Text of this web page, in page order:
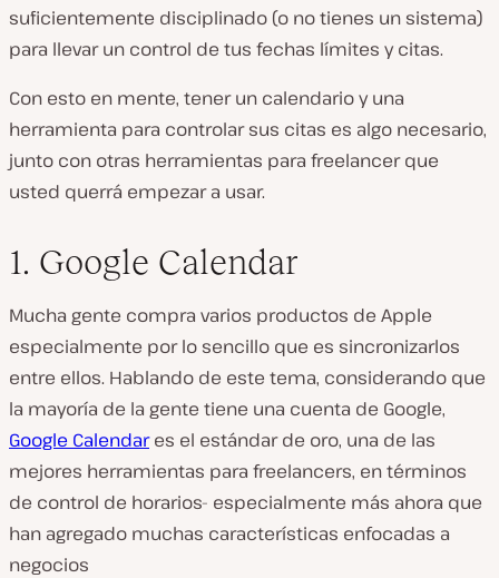
suficientemente disciplinado (o no tienes un sistema)
para llevar un control de tus fechas límites y citas.
Con esto en mente, tener un calendario y una
herramienta para controlar sus citas es algo necesario,
junto con otras herramientas para freelancer que
usted querrá empezar a usar.
1. Google Calendar
Mucha gente compra varios productos de Apple
especialmente por lo sencillo que es sincronizarlos
entre ellos. Hablando de este tema, considerando que
la mayoría de la gente tiene una cuenta de Google,
Google Calendares el estándar de oro, una de las
mejores herramientas para freelancers, en términos
de control de horarios- especialmente más ahora que
han agregado muchas características enfocadas a
negocios